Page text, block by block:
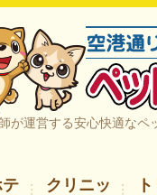
りペットホテル＆ヘ
が運営する安心快適なペ
クリニッ